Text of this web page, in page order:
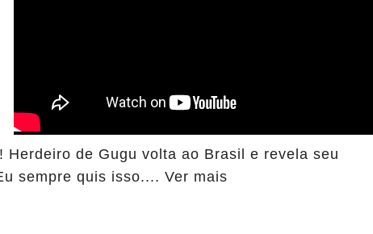
Herdeiro de Gugu volta ao Brasil e revela seu
sempre quis isso.... Ver mais